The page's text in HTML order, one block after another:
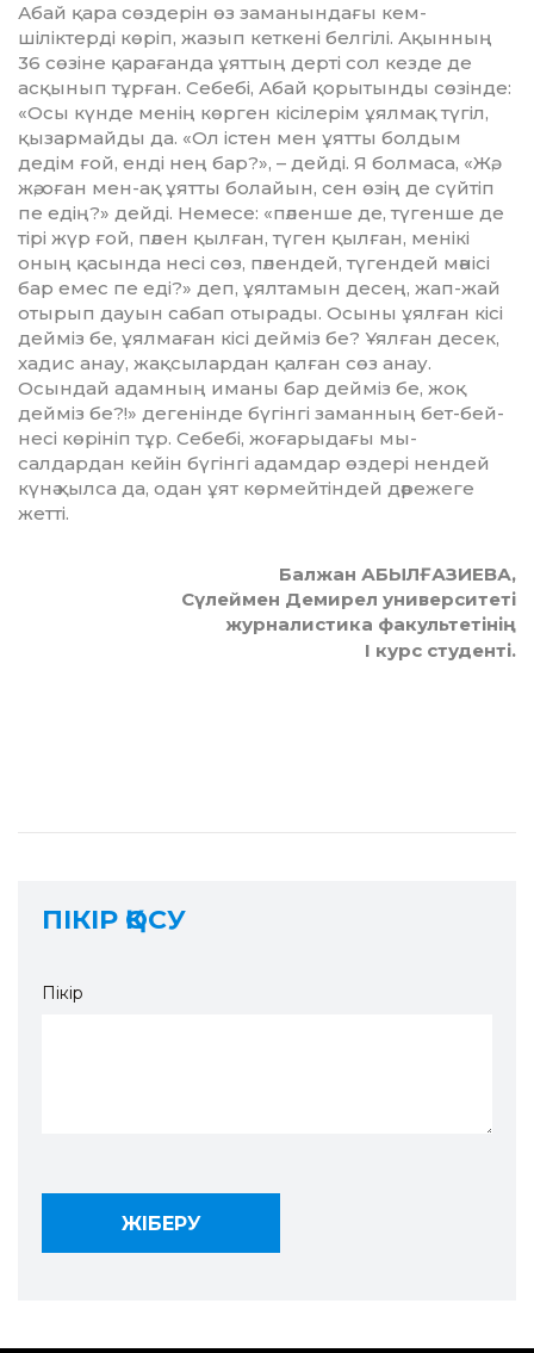
Абай қара сөздерін өз заманындағы кем­
шіліктерді көріп, жазып кеткені бел­гілі. Ақынның
36 сөзіне қарағанда ұят­тың дерті сол кезде де
асқынып тұрған. Се­­бебі, Абай қорытынды сөзінде:
«Осы күн­де менің көрген кі­сілерім ұялмақ түгіл,
қызармайды да. «Ол істен мен ұятты болдым
дедім ғой, енді нең бар?», – дейді. Я болмаса, «Жә,
жә, оған мен-ақ ұят­ты болайын, сен өзің де сүйтіп
пе едің?» дейді. Немесе: «пәленше де, тү­ген­ше де
тірі жүр ғой, пәлен қылған, түген қыл­ған, менікі
оның қасында несі сөз, пәлендей, түгендей мәнісі
бар емес пе еді?» деп, ұялтамын десең, жап-жай
отырып дауын сабап отырады. Осыны ұял­ған кісі
дейміз бе, ұялмаған кісі дей­міз бе? Ұялған десек,
хадис анау, жақ­сы­лар­дан қалған сөз анау.
Осындай адам­ның иманы бар дейміз бе, жоқ
дейміз бе?!» дегенінде бүгінгі заман­ның бет-бей­
несі көрініп тұр. Себебі, жо­ғарыдағы мы­
салдардан кейін бүгінгі адамдар өз­дері нендей
күнә қылса да, одан ұят көр­мейтіндей дәрежеге
жетті.
Балжан АБЫЛҒАЗИЕВА,
Сүлеймен Демирел университеті
журналистика факультетінің
І курс студенті.
ПІКІР ҚОСУ
Пікір